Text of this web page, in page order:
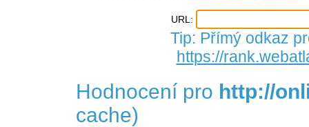
URL:
Tip: Přímý odkaz
https://
Hodnocení pro http://
cache)